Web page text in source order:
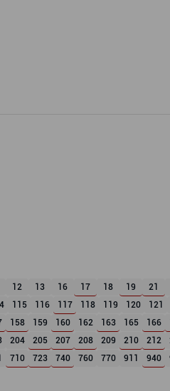
12 13 16 17 18 19 21
115 116 117 118 119 120 121
158 159 160 162 163 165 166
204 205 207 208 209 210 212
710 723 740 760 770 911 940